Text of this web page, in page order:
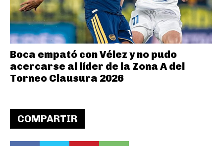
COMPARTIR
Boca empató con Vélez y no pudo
acercarse al líder de la Zona A del
Torneo Clausura 2026